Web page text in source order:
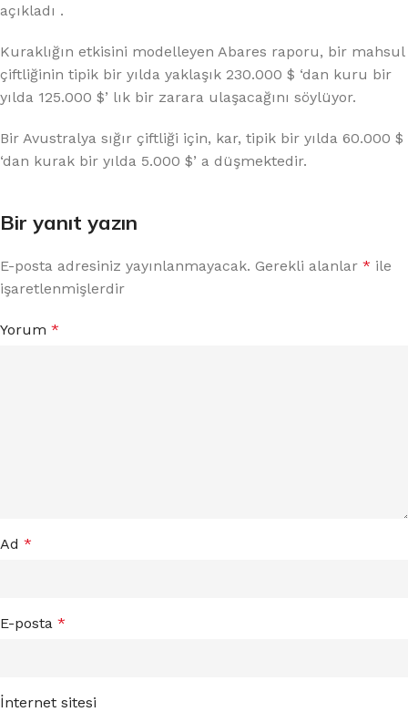
açıkladı .
Kuraklığın etkisini modelleyen Abares raporu, bir mahsul
çiftliğinin tipik bir yılda yaklaşık 230.000 $ ‘dan kuru bir
yılda 125.000 $’ lık bir zarara ulaşacağını söylüyor.
Bir Avustralya sığır çiftliği için, kar, tipik bir yılda 60.000 $
‘dan kurak bir yılda 5.000 $’ a düşmektedir.
Bir yanıt yazın
E-posta adresiniz yayınlanmayacak. Gerekli alanlar * ile
işaretlenmişlerdir
Yorum *
Ad *
E-posta *
İnternet sitesi